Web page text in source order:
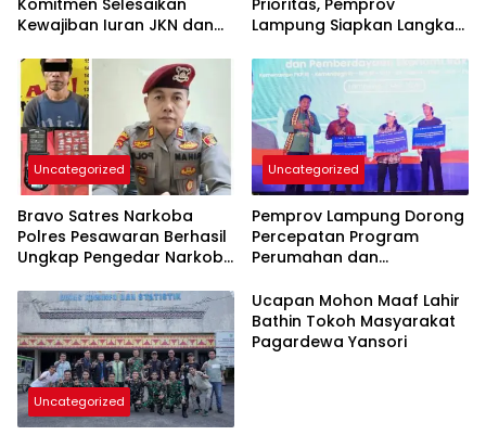
Komitmen Selesaikan
Kewajiban Iuran JKN dan
Kepesertaan BPJS
Kesehatan
Prioritas, Pemprov
Lampung Siapkan Langkah
Uncategorized
Bravo Satres Narkoba
Polres Pesawaran Berhasil
Ungkap Pengedar Narkoba
Uncategorized
Pemprov Lampung Dorong
Percepatan Program
Perumahan dan
Rakyat
Uncategorized
Ucapan Mohon Maaf Lahir
Bathin Tokoh Masyarakat
Pagardewa Yansori